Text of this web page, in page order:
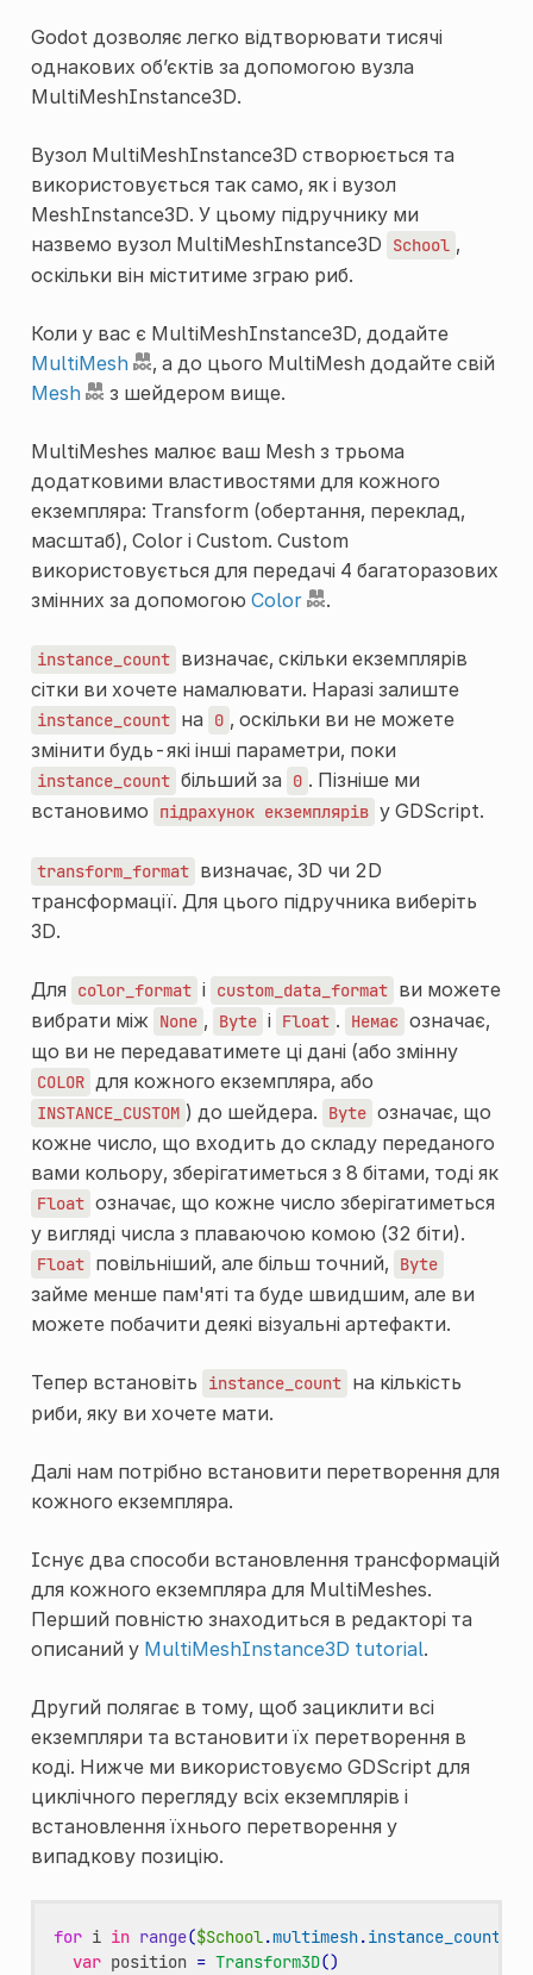
Godot дозволяє легко відтворювати тисячі
однакових об’єктів за допомогою вузла
MultiMeshInstance3D.
Вузол MultiMeshInstance3D створюється та
використовується так само, як і вузол
MeshInstance3D. У цьому підручнику ми
назвемо вузол MultiMeshInstance3D
School ,
оскільки він міститиме зграю риб.
Коли у вас є MultiMeshInstance3D, додайте
MultiMesh
, а до цього MultiMesh додайте свій
Mesh
з шейдером вище.
MultiMeshes малює ваш Mesh з трьома
додатковими властивостями для кожного
екземпляра: Transform (обертання, переклад,
масштаб), Color і Custom. Custom
використовується для передачі 4 багаторазових
змінних за допомогою Color .
instance_count визначає, скільки екземплярів
сітки ви хочете намалювати. Наразі залиште
instance_count на 0 , оскільки ви не можете
змінити будь-які інші параметри, поки
instance_count більший за 0 . Пізніше ми
встановимо
підрахунок екземплярів у GDScript.
transform_format визначає, 3D чи 2D
трансформації. Для цього підручника виберіть
3D.
Для color_format і custom_data_format ви можете
вибрати між
None , Byte і Float . Немає означає,
що ви не передаватимете ці дані (або змінну
COLOR для кожного екземпляра, або
INSTANCE_CUSTOM ) до шейдера. Byte означає, що
кожне число, що входить до складу переданого
вами кольору, зберігатиметься з 8 бітами, тоді як
Float означає, що кожне число зберігатиметься
у вигляді числа з плаваючою комою (32 біти).
Float повільніший, але більш точний, Byte
займе менше пам'яті та буде швидшим, але ви
можете побачити деякі візуальні артефакти.
Тепер встановіть instance_count на кількість
риби, яку ви хочете мати.
Далі нам потрібно встановити перетворення для
кожного екземпляра.
Існує два способи встановлення трансформацій
для кожного екземпляра для MultiMeshes.
Перший повністю знаходиться в редакторі та
описаний у MultiMeshInstance3D tutorial.
Другий полягає в тому, щоб зациклити всі
екземпляри та встановити їх перетворення в
коді. Нижче ми використовуємо GDScript для
циклічного перегляду всіх екземплярів і
встановлення їхнього перетворення у
випадкову позицію.
for i in range($School.multimesh.instance_count
var position = Transform3D()